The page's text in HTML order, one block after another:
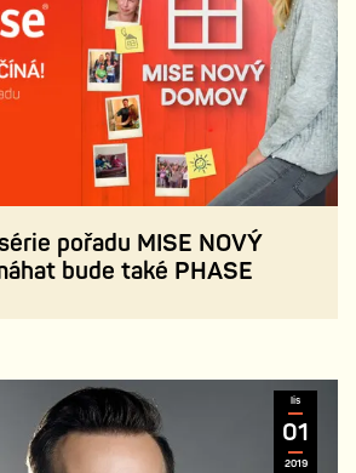
pořadu MISE NOVÝ
bude také PHASE
lis
01
2019